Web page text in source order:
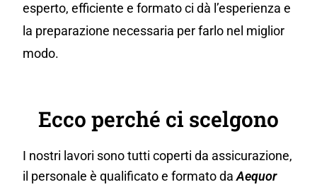
esperto, efficiente e formato ci dà l’esperienza e
la preparazione necessaria per farlo nel miglior
modo.
Ecco perché ci scelgono
I nostri lavori sono tutti coperti da assicurazione,
il personale è qualificato e formato daAequor